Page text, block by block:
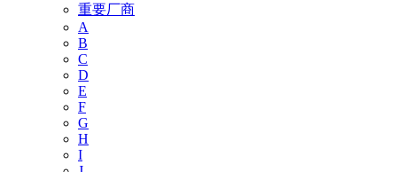
重要厂商
A
B
C
D
E
F
G
H
I